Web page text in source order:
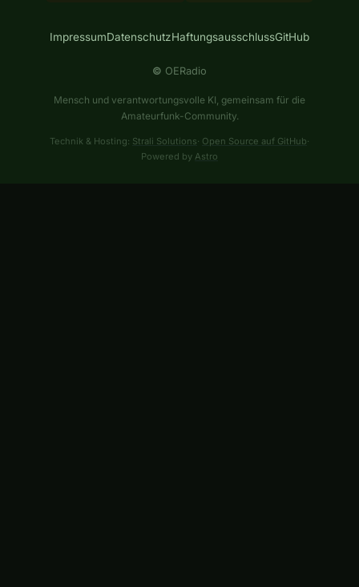
ImpressumDatenschutzHaftungsausschlussGitHub
© OERadio
Mensch und verantwortungsvolle KI, gemeinsam für die
Amateurfunk-Community.
Technik & Hosting: Strali Solutions· Open Source auf GitHub·
Powered by Astro